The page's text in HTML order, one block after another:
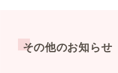
その他のお知らせ